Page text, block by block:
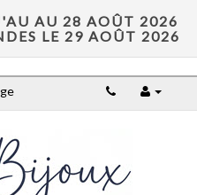
AU 28 AOÛT 2026
LE 29 AOÛT 2026